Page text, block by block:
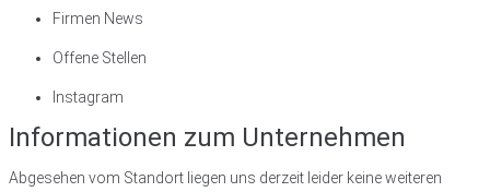
Firmen News
Offene Stellen
Instagram
Informationen zum Unternehmen
Abgesehen vom Standort liegen uns derzeit leider keine weiteren